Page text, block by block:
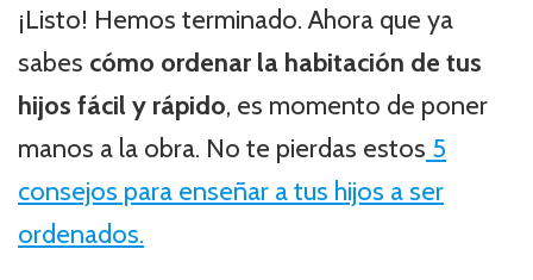
¡Listo! Hemos terminado. Ahora que ya
sabes cómo ordenar la habitación de tus
hijos fácil y rápido, es momento de poner
manos a la obra. No te pierdas estos 5
consejos para enseñar a tus hijos a ser
ordenados.